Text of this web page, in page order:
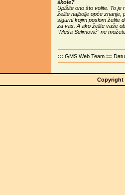
škole?
Upišite ono što volite. To je
želite najbolje opće znanje,
sigurni kojim poslom želite
za vas. A ako želite vaše
“Meša Selimović” ne
:::GMS Web Team :::
Copyright